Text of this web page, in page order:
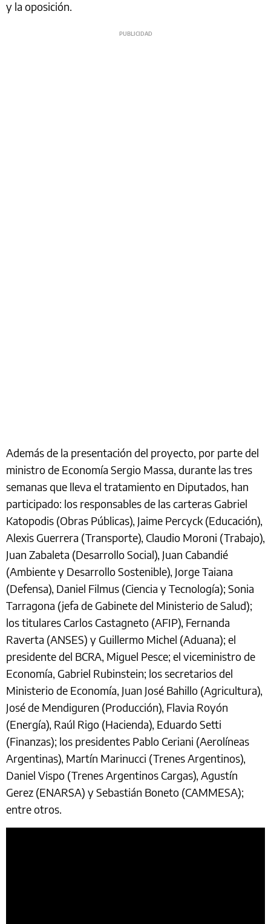
y la oposición.
Además de la presentación del proyecto, por parte del
ministro de Economía Sergio Massa, durante las tres
semanas que lleva el tratamiento en Diputados, han
participado: los responsables de las carteras Gabriel
Katopodis (Obras Públicas), Jaime Percyck (Educación),
Alexis Guerrera (Transporte), Claudio Moroni (Trabajo),
Juan Zabaleta (Desarrollo Social), Juan Cabandié
(Ambiente y Desarrollo Sostenible), Jorge Taiana
(Defensa), Daniel Filmus (Ciencia y Tecnología); Sonia
Tarragona (jefa de Gabinete del Ministerio de Salud);
los titulares Carlos Castagneto (AFIP), Fernanda
Raverta (ANSES) y Guillermo Michel (Aduana); el
presidente del BCRA, Miguel Pesce; el viceministro de
Economía, Gabriel Rubinstein; los secretarios del
Ministerio de Economía, Juan José Bahillo (Agricultura),
José de Mendiguren (Producción), Flavia Royón
(Energía), Raúl Rigo (Hacienda), Eduardo Setti
(Finanzas); los presidentes Pablo Ceriani (Aerolíneas
Argentinas), Martín Marinucci (Trenes Argentinos),
Daniel Vispo (Trenes Argentinos Cargas), Agustín
Gerez (ENARSA) y Sebastián Boneto (CAMMESA);
entre otros.